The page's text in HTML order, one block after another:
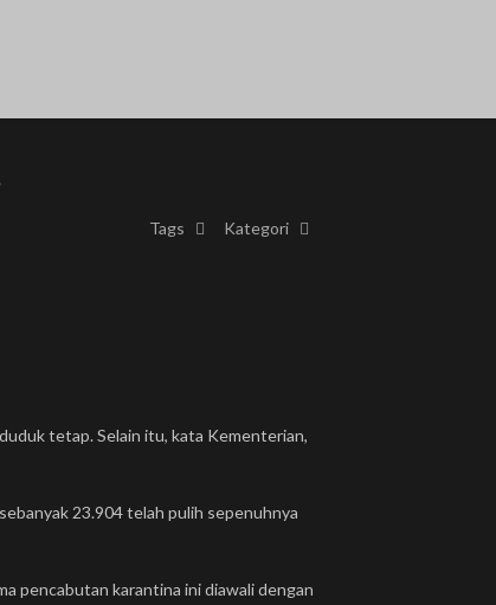
Kategori
Tags
tetap. Selain itu, kata Kementerian,
23.904 telah pulih sepenuhnya
pencabutan karantina ini diawali dengan